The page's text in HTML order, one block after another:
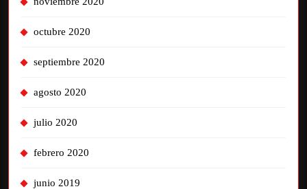
octubre 2020
septiembre 2020
agosto 2020
julio 2020
febrero 2020
junio 2019